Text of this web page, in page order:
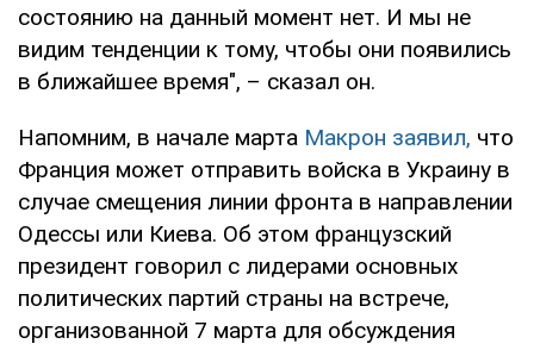
состоянию на данный момент нет. И мы не
видим тенденции к тому, чтобы они появились
в ближайшее время", – сказал он.
Напомним, в начале марта Макрон заявил, что
Франция может отправить войска в Украину в
случае смещения линии фронта в направлении
Одессы или Киева. Об этом французский
президент говорил с лидерами основных
политических партий страны на встрече,
организованной 7 марта для обсуждения